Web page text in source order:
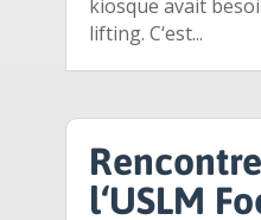
kiosque avait
lifting. C‘est...
l‘USLM